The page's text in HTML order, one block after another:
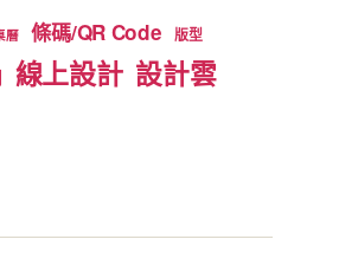
曆 條碼/QR Code 版型
線上設計 設計雲